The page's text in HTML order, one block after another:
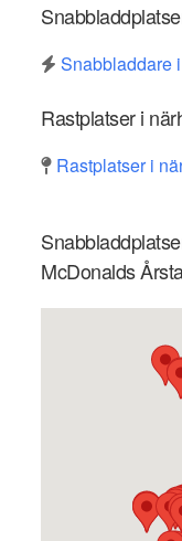
Snabbladdare
Rastplatser i
Rastplatser i
McDonalds